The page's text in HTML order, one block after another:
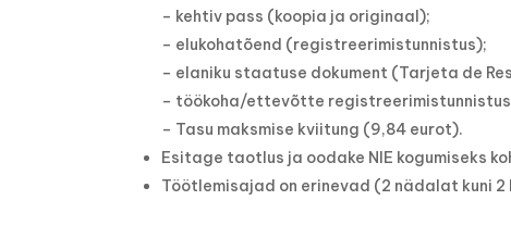
– kehtiv pass (koopia ja originaal);
– elukohatõend (registreerimistunnistus);
– elaniku staatuse dokument (Tarjeta de
– töökoha/ettevõtte
– Tasu maksmise kviitung (9,84 eurot).
Esitage taotlus ja oodake NIE kogumiseks
Töötlemisajad on erinevad (2 nädalat kuni 2